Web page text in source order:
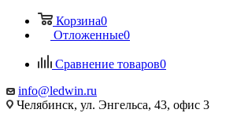
Корзина0
Отложенные0
Сравнение товаров0
info@ledwin.ru
Челябинск, ул. Энгельса, 43, офис 3